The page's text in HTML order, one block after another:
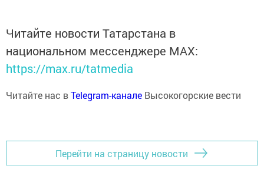
Читайте новости Татарстана в
национальном мессенджере MАХ:
https://max.ru/tatmedia
Читайте нас вTelegram-канале Высокогорские вести
Перейти на страницу новости